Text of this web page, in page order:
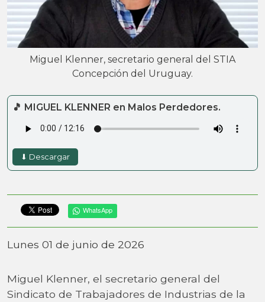
WhatsApp
Lunes 01 de junio de 2026
Miguel Klenner, el secretario general del
Sindicato de Trabajadores de Industrias de la
Miguel Klenner, secretario general del STIA
Concepción del Uruguay.
🎵 MIGUEL KLENNER en Malos Perdedores.
⬇ Descargar